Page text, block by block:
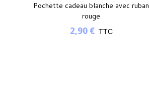
Pochette cadeau blanche avec ruban
rouge
2,90 € TTC